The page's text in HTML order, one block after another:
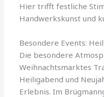
Hier trifft festliche
Handwerkskunst und
Besondere Events:
Die besondere
Weihnachtsmarktes
Heiligabend und
Erlebnis. Im